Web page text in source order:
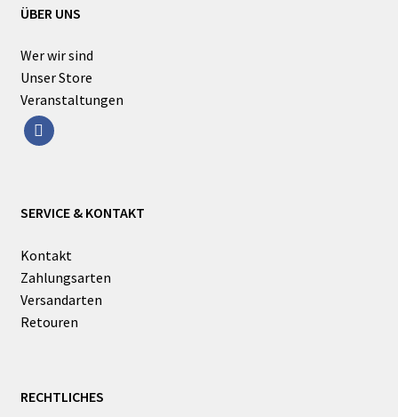
ÜBER UNS
Wer wir sind
Unser Store
Veranstaltungen
facebook
SERVICE & KONTAKT
Kontakt
Zahlungsarten
Versandarten
Retouren
RECHTLICHES